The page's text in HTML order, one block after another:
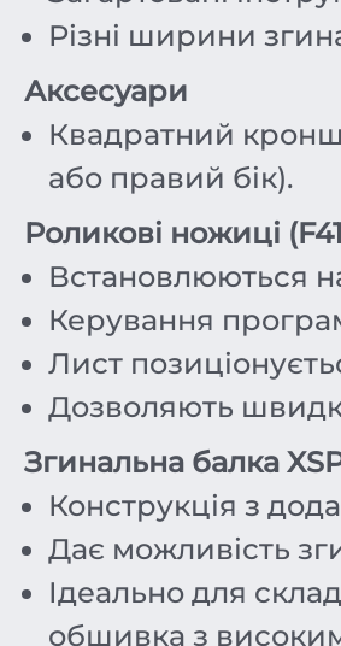
Різні ширини
Аксесуари
Квадратний
або правий бік).
Роликові ножиці
Встановлюються
Керування
Лист
Дозволяють
Згинальна балка
Конструкція з
Дає можливість
Ідеально для
обшивка з